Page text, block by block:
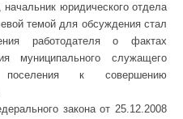
юридического отдела
темой для обсуждения стал
работодателя о фактах
муниципального служащего
поселения к совершению
закона от 25.12.2008